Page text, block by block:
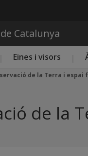
Catalunya
Eines i visors
de la Terra i
de la